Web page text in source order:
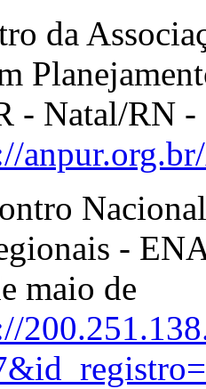
da
- Natal/RN -
-
maio de